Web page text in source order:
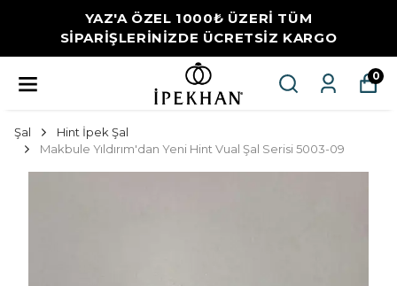
YAZ'A ÖZEL 1000₺ ÜZERİ TÜM
SİPARİŞLERİNİZDE ÜCRETSİZ KARGO
0
Şal
Hint İpek Şal
Makbule Yıldırım'dan Yeni Hint Vual Şal Serisi 5003-09